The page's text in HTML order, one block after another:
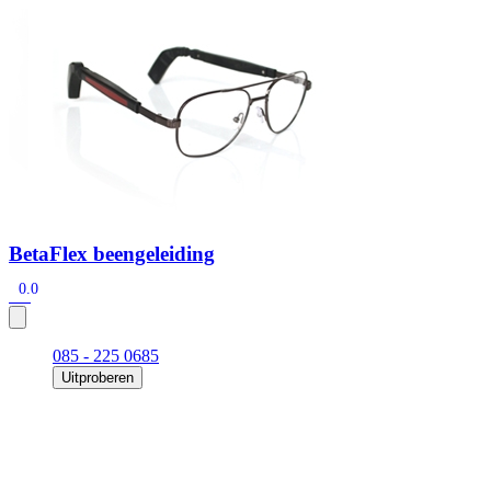
Snel zoeken
Signia hoortoestellen
Signia Pure BCT IX
HoortoestelbatterijenWidex filters Filters
BetaFlex beengeleiding
0.0
085 - 225 0685
Uitproberen